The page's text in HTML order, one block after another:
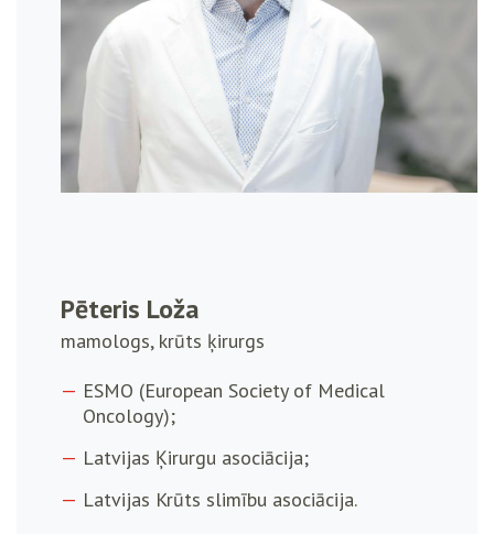
Pēteris Loža
mamologs, krūts ķirurgs
ESMO (European Society of Medical
Oncology);
Latvijas Ķirurgu asociācija;
Latvijas Krūts slimību asociācija.